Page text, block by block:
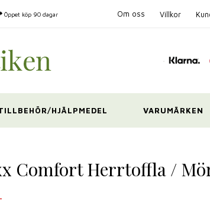
Öppet köp 90 dagar Om oss Villkor
HJÄLPMEDEL VARUMÄRKEN
Comfort Herrtoffla /